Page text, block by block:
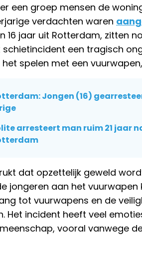
een groep mensen de
verdachten waren
16 jaar uit Rotterdam, zitten
een tragisch
spelen met een
Jongen (16)
arresteert man ruim 21 jaar
dat opzettelijk geweld
jongeren aan het
tot vuurwapens en de
Het incident heeft veel
vooral vanwege